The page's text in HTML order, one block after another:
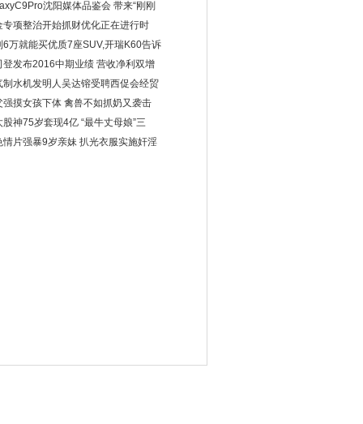
沈阳媒体品鉴会 带来“刚刚
专项整治开始抓财优化正在进行时
6万就能买优质7座SUV,开瑞K60告诉
登发布2016中期业绩 营收净利双增
制水机发明人吴达镕受聘西促会经贸
强摸女孩下体 禽兽不如抓奶又袭击
股神75岁套现4亿 “最牛丈母娘”三
情片强暴9岁亲妹 扒光衣服实施奸淫